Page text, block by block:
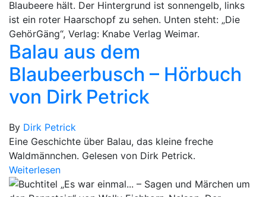
Balau aus dem
Blaubeerbusch – Hörbuch
von Dirk Petrick
By Dirk Petrick
Eine Geschichte über Balau, das kleine freche
Waldmännchen. Gelesen von Dirk Petrick.
Weiterlesen